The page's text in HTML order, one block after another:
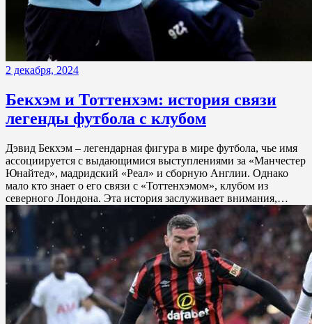
2 декабря, 2024
Бекхэм и Тоттенхэм: история связи
легенды футбола с клубом
Дэвид Бекхэм – легендарная фигура в мире футбола, чье имя
ассоциируется с выдающимися выступлениями за «Манчестер
Юнайтед», мадридский «Реал» и сборную Англии. Однако
мало кто знает о его связи с «Тоттенхэмом», клубом из
северного Лондона. Эта история заслуживает внимания,…